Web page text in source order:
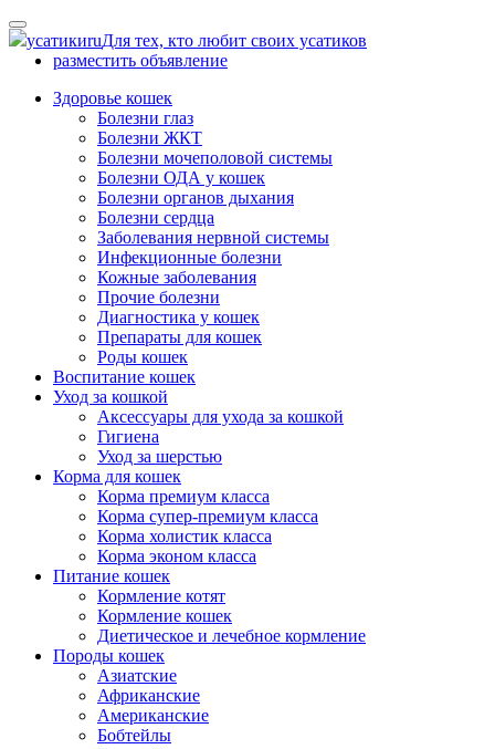
Skip
to
content
усатикиruДля тех, кто любит своих усатиков
разместить объявление
Здоровье кошек
Болезни глаз
Болезни ЖКТ
Болезни мочеполовой системы
Болезни ОДА у кошек
Болезни органов дыхания
Болезни сердца
Заболевания нервной системы
Инфекционные болезни
Кожные заболевания
Прочие болезни
Диагностика у кошек
Препараты для кошек
Роды кошек
Воспитание кошек
Уход за кошкой
Аксессуары для ухода за кошкой
Гигиена
Уход за шерстью
Корма для кошек
Корма премиум класса
Корма супер-премиум класса
Корма холистик класса
Корма эконом класса
Питание кошек
Кормление котят
Кормление кошек
Диетическое и лечебное кормление
Породы кошек
Азиатские
Африканские
Американские
Бобтейлы